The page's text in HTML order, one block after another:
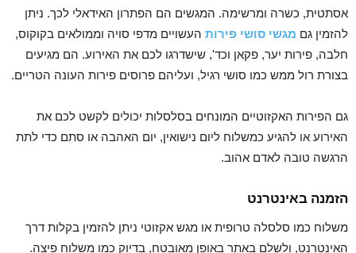
אסתטית, כשרה ומרשימה. המגשים הם הפתרון האידאלי לכך. ניתן
להזמין גם מגשי סושי פירות העשויים מדפי סויה וממולאים בקוקוס,
חלבה, פירות יער, פקאן וכד', שישדרגו לכם את האירוע. הם מגיעים
בצורת רול ממש כמו סושי רגיל, ועליהם פרוסים פירות העונה הטריים.
גם הפירות האקזוטיים המונחים בסלסלות יכולים לקשט לכם את
האירוע או להגיע כמשלוח ליום נישואין, יום האהבה או סתם כדי לתת
הרגשה טובה לאדם אהוב.
הזמנה באינטרנט
משלוח כמו סלסלה טרופית או מגש אקזוטי ניתן להזמין בקלות דרך
האינטרנט, ולשלם באתר באופן מאובטח, בדיוק כמו משלוח פיצה.